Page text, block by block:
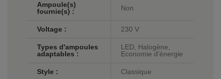
Ampoule(s)
fournie(s) :
Non
Voltage : 230 V
Types d'ampoules
adaptables :
LED, Halogène,
Economie d'énergie
Style : Classique